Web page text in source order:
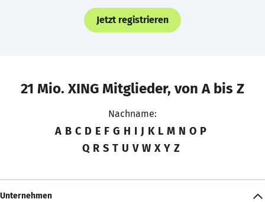
Jetzt registrieren
21 Mio. XING Mitglieder, von A bis Z
Nachname:
A B C D E F G H I J K L M N O P
Q R S T U V W X Y Z
Unternehmen